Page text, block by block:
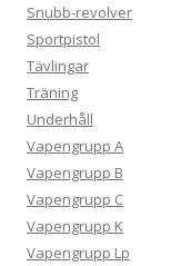
Snubb-revolver
Sportpistol
Tävlingar
Träning
Underhåll
Vapengrupp A
Vapengrupp B
Vapengrupp C
Vapengrupp K
Vapengrupp Lp